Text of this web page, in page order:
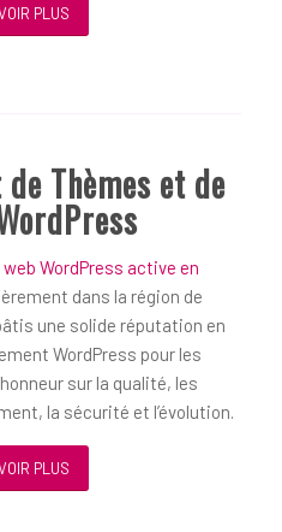
PLUS
Thèmes et de
WordPress active en
dans la région de
une solide réputation en
WordPress pour les
sur la qualité, les
la sécurité et l’évolution.
PLUS